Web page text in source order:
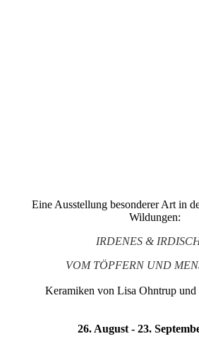
Eine Ausstellung besonderer Art in
Wildungen:
IRDENES &
VOM TÖPFERN UND
Keramiken von Lisa Ohntrup
26. August - 23.